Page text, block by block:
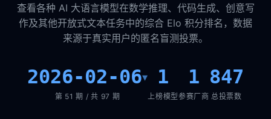
查看各种 AI 大语言模型在数学推理、代码生成、创意写
作及其他开放式文本任务中的综合 Elo 积分排名，数据
来源于真实用户的匿名盲测投票。
2026-02-06▾
第 51 期 / 共 97 期
1
上榜模型
1
参赛厂商
847
总投票数